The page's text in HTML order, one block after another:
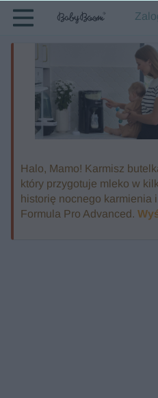
Halo, Mamo! Karmisz
który przygotuje mleko w
historię nocnego karmienia
Formula Pro Advanced.